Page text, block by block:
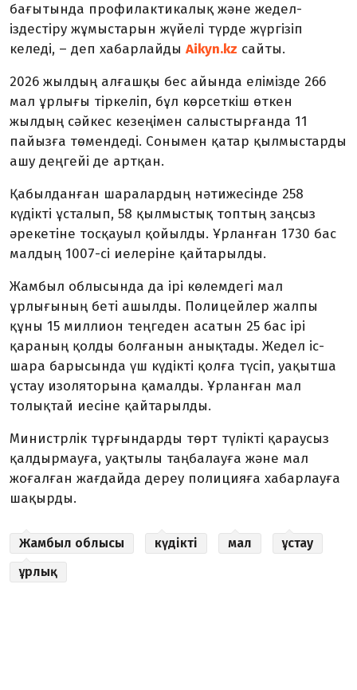
бағытында профилактикалық және жедел-
іздестіру жұмыстарын жүйелі түрде жүргізіп
келеді, – деп хабарлайды Aikyn.kz сайты.
2026 жылдың алғашқы бес айында елімізде 266
мал ұрлығы тіркеліп, бұл көрсеткіш өткен
жылдың сәйкес кезеңімен салыстырғанда 11
пайызға төмендеді. Сонымен қатар қылмыстарды
ашу деңгейі де артқан.
Қабылданған шаралардың нәтижесінде 258
күдікті ұсталып, 58 қылмыстық топтың заңсыз
әрекетіне тосқауыл қойылды. Ұрланған 1730 бас
малдың 1007-сі иелеріне қайтарылды.
Жамбыл облысында да ірі көлемдегі мал
ұрлығының беті ашылды. Полицейлер жалпы
құны 15 миллион теңгеден асатын 25 бас ірі
қараның қолды болғанын анықтады. Жедел іс-
шара барысында үш күдікті қолға түсіп, уақытша
ұстау изоляторына қамалды. Ұрланған мал
толықтай иесіне қайтарылды.
Министрлік тұрғындарды төрт түлікті қараусыз
қалдырмауға, уақтылы таңбалауға және мал
жоғалған жағдайда дереу полицияға хабарлауға
шақырды.
Жамбыл облысы күдікті мал
ұстау
ұрлық